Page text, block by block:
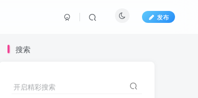
发布
搜索
开启精彩搜索